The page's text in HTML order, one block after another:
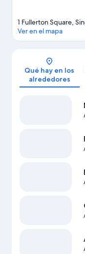
1 Fullerton Square,
Ver en el mapa
Qué hay en los
alrededores